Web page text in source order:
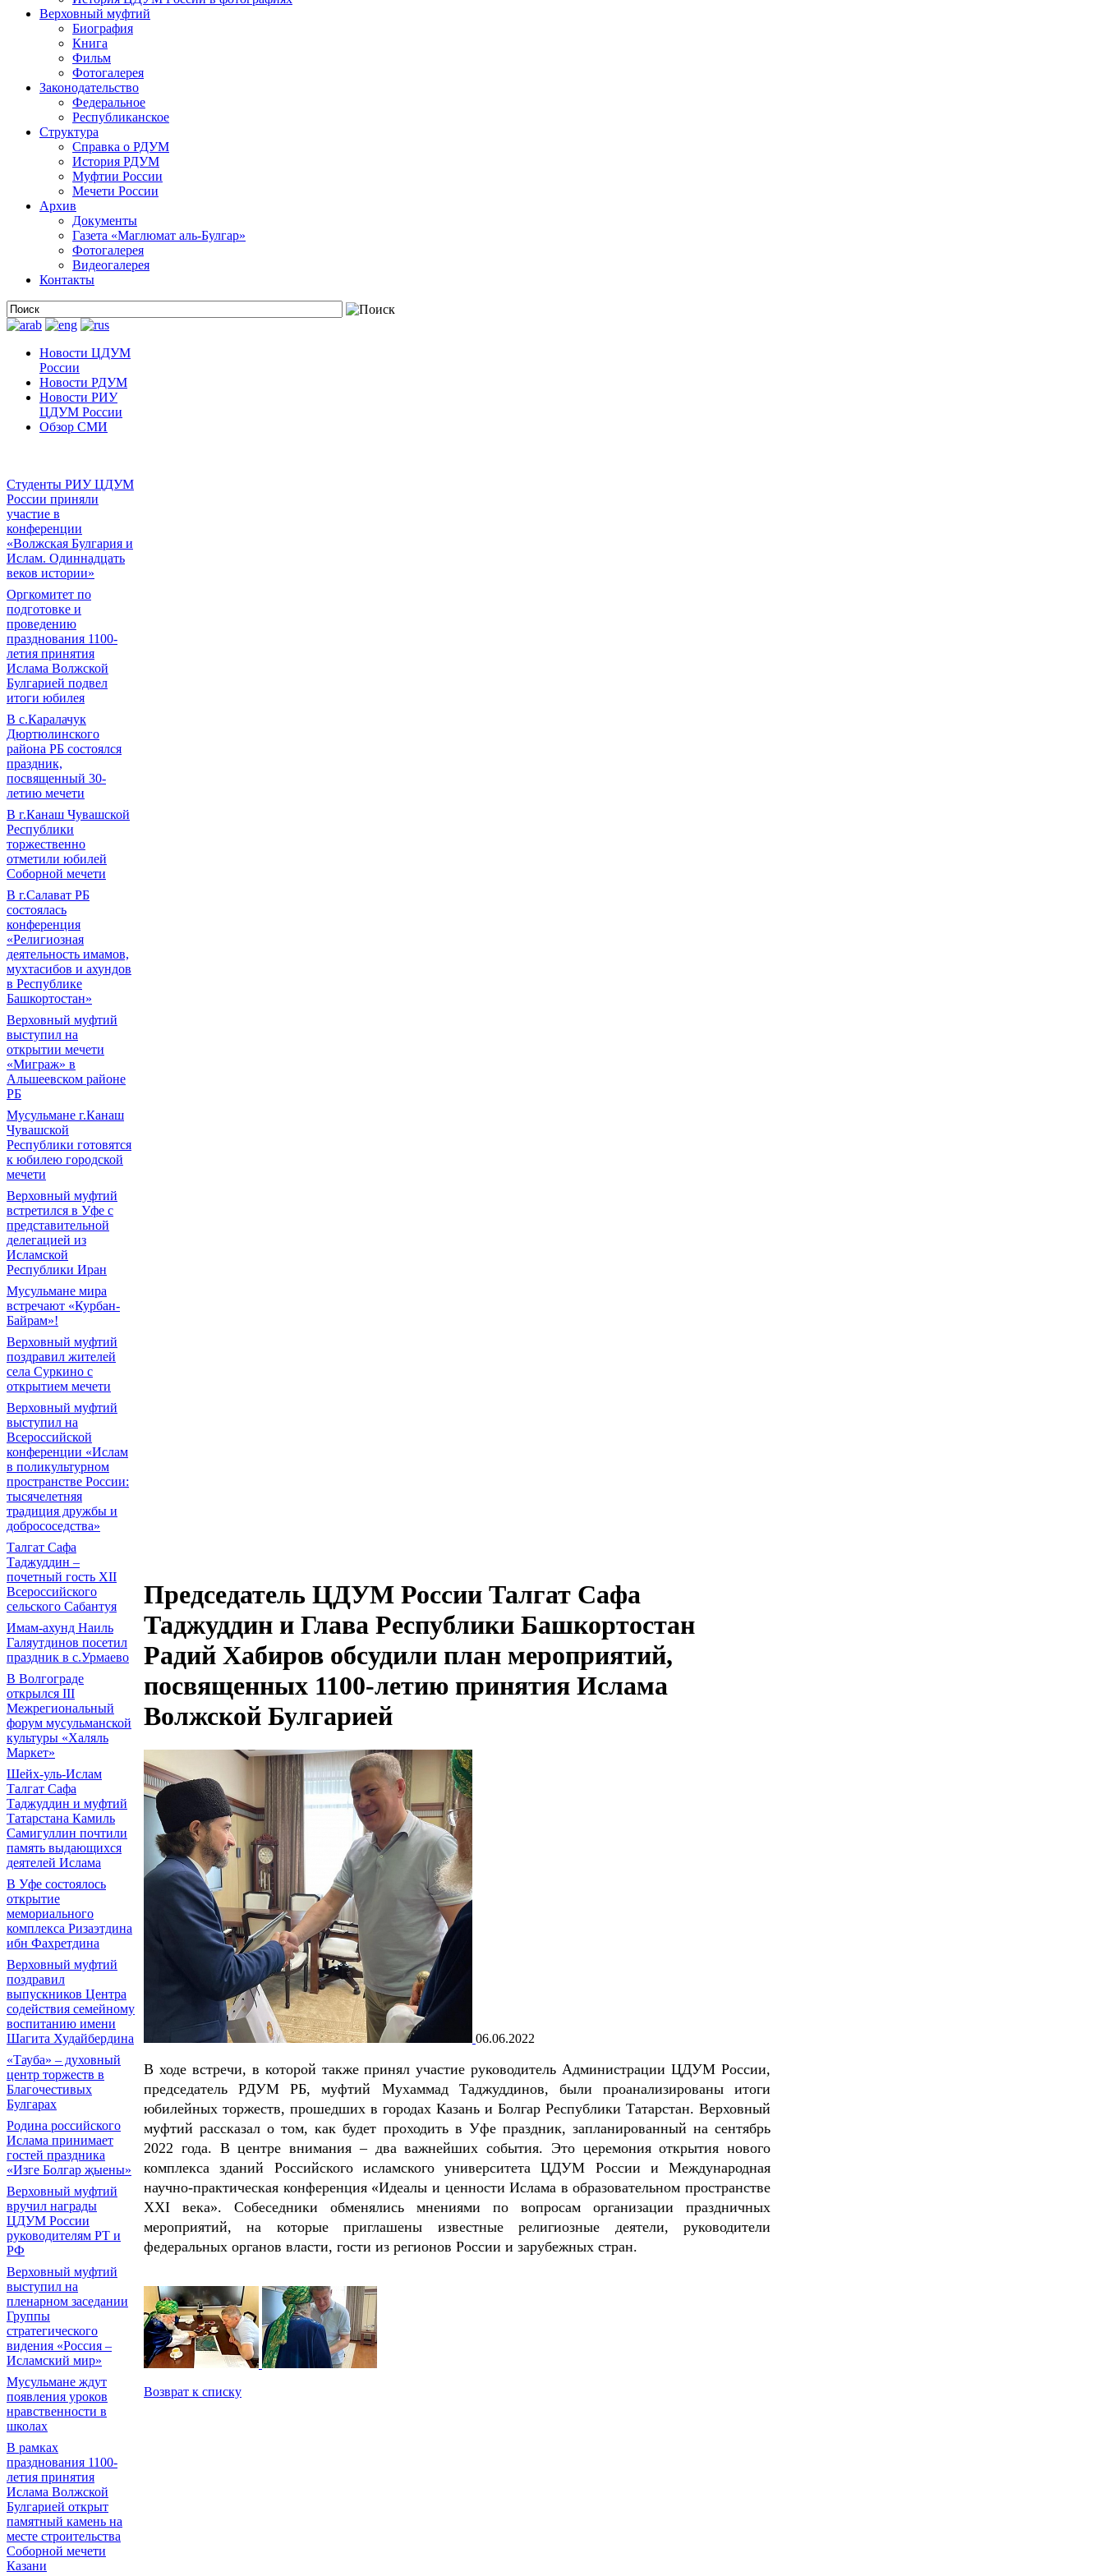
Верховный муфтий
Биография
Книга
Фильм
Фотогалерея
Законодательство
Федеральное
Республиканское
Структура
Справка о РДУМ
История РДУМ
Муфтии России
Мечети России
Архив
Документы
Газета «Маглюмат аль-Булгар»
Фотогалерея
Видеогалерея
Контакты
Новости ЦДУМ
России
Новости РДУМ
Новости РИУ
ЦДУМ России
Обзор СМИ
Студенты РИУ ЦДУМ
России приняли
участие в
конференции
«Волжская Булгария и
Ислам. Одиннадцать
веков истории»
Оргкомитет по
подготовке и
проведению
празднования 1100-
летия принятия
Ислама Волжской
Булгарией подвел
итоги юбилея
В с.Каралачук
Дюртюлинского
района РБ состоялся
праздник,
посвященный 30-
летию мечети
В г.Канаш Чувашской
Республики
торжественно
отметили юбилей
Соборной мечети
В г.Салават РБ
состоялась
конференция
«Религиозная
деятельность имамов,
мухтасибов и ахундов
в Республике
Башкортостан»
Верховный муфтий
выступил на
открытии мечети
«Миграж» в
Альшеевском районе
РБ
Мусульмане г.Канаш
Чувашской
Республики готовятся
к юбилею городской
мечети
Верховный муфтий
встретился в Уфе с
представительной
делегацией из
Исламской
Республики Иран
Мусульмане мира
встречают «Курбан-
Байрам»!
Верховный муфтий
поздравил жителей
села Суркино с
открытием мечети
Верховный муфтий
выступил на
Всероссийской
конференции «Ислам
в поликультурном
пространстве России:
тысячелетняя
традиция дружбы и
добрососедства»
Талгат Сафа
Таджуддин –
почетный гость XII
Всероссийского
сельского Сабантуя
Имам-ахунд Наиль
Галяутдинов посетил
праздник в с.Урмаево
В Волгограде
открылся III
Межрегиональный
форум мусульманской
культуры «Халяль
Маркет»
Шейх-уль-Ислам
Талгат Сафа
Таджуддин и муфтий
Татарстана Камиль
Самигуллин почтили
память выдающихся
деятелей Ислама
В Уфе состоялось
открытие
мемориального
комплекса Ризаэтдина
ибн Фахретдина
Верховный муфтий
поздравил
выпускников Центра
содействия семейному
воспитанию имени
Шагита Худайбердина
«Тауба» – духовный
центр торжеств в
Благочестивых
Булгарах
Родина российского
Ислама принимает
гостей праздника
«Изге Болгар җыены»
Верховный муфтий
вручил награды
ЦДУМ России
руководителям РТ и
РФ
Верховный муфтий
выступил на
пленарном заседании
Группы
стратегического
видения «Россия –
Исламский мир»
Мусульмане ждут
появления уроков
нравственности в
школах
В рамках
празднования 1100-
летия принятия
Ислама Волжской
Булгарией открыт
памятный камень на
месте строительства
Соборной мечети
Казани
Председатель ЦДУМ России Талгат Сафа
Таджуддин и Глава Республики Башкортостан
Радий Хабиров обсудили план мероприятий,
посвященных 1100-летию принятия Ислама
Волжской Булгарией
06.06.2022
В ходе встречи, в которой также принял участие руководитель Администрации ЦДУМ России,
председатель РДУМ РБ, муфтий Мухаммад Таджуддинов, были проанализированы итоги
юбилейных торжеств, прошедших в городах Казань и Болгар Республики Татарстан. Верховный
муфтий рассказал о том, как будет проходить в Уфе праздник, запланированный на сентябрь
2022 года. В центре внимания – два важнейших события. Это церемония открытия нового
комплекса зданий Российского исламского университета ЦДУМ России и Международная
научно-практическая конференция «Идеалы и ценности Ислама в образовательном пространстве
XXI века». Собеседники обменялись мнениями по вопросам организации праздничных
мероприятий, на которые приглашены известные религиозные деятели, руководители
федеральных органов власти, гости из регионов России и зарубежных стран.
Возврат к списку